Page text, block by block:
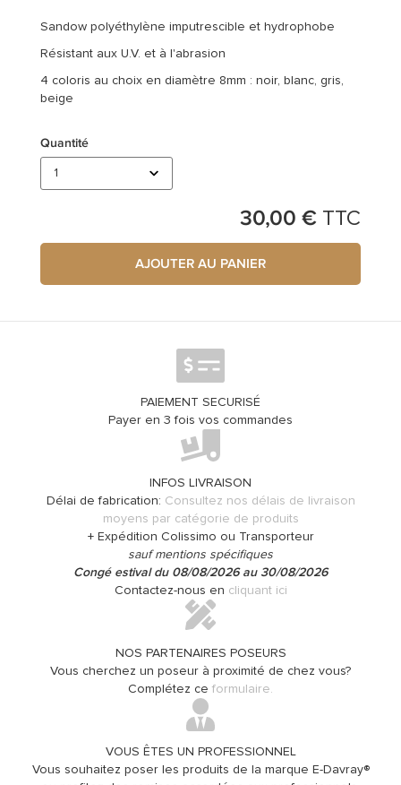
Sandow polyéthylène imputrescible et hydrophobe
Résistant aux U.V. et à l'abrasion
4 coloris au choix en diamètre 8mm : noir, blanc, gris,
beige
Quantité
30,00 € TTC
AJOUTER AU PANIER
PAIEMENT SECURISÉ
Payer en 3 fois vos commandes
INFOS LIVRAISON
Délai de fabrication: Consultez nos délais de livraison
moyens par catégorie de produits
+ Expédition Colissimo ou Transporteur
sauf mentions spécifiques
Congé estival du 08/08/2026 au 30/08/2026
Contactez-nous en cliquant ici
NOS PARTENAIRES POSEURS
Vous cherchez un poseur à proximité de chez vous?
Complétez ce formulaire.
VOUS ÊTES UN PROFESSIONNEL
Vous souhaitez poser les produits de la marque E-Davray®